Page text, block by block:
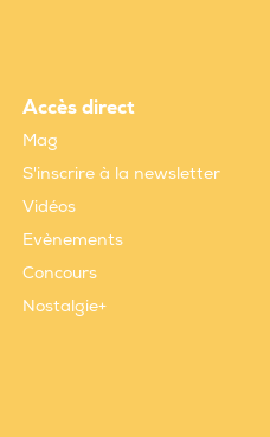
Accès direct
Mag
S'inscrire à la newsletter
Vidéos
Evènements
Concours
Nostalgie+